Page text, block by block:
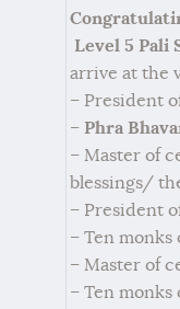
Level 5 Pali
arrive at the
– President
– Phra
– Master of
blessings/
– President
– Ten monks
– Master of
– Ten